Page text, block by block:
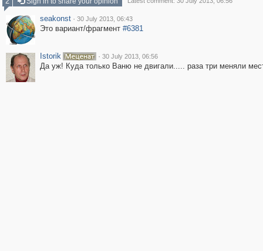
seakonst · 30 July 2013, 06:43
Это вариант/фрагмент #6381
Istorik · 30 July 2013, 06:56
Да уж! Куда только Ваню не двигали..... раза три меняли